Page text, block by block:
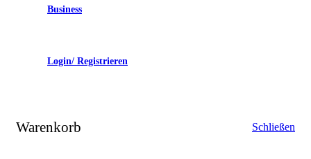
Business
Login/ Registrieren
Warenkorb Schließen